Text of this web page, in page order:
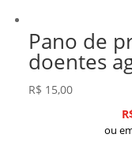
Pano de
doentes
R$ 15,00
ou